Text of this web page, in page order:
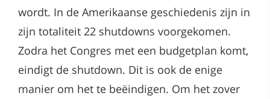
wordt. In de Amerikaanse geschiedenis zijn in
zijn totaliteit 22 shutdowns voorgekomen.
Zodra het Congres met een budgetplan komt,
eindigt de shutdown. Dit is ook de enige
manier om het te beëindigen. Om het zover